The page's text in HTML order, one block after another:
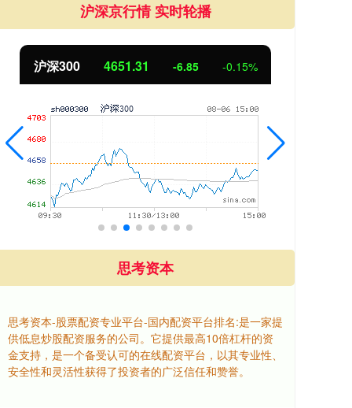
沪深京行情 实时轮播
沪深300 4651.31 -6.85 -0.15%
思考资本
思考资本-股票配资专业平台-国内配资平台排名:是一家提
供低息炒股配资服务的公司。它提供最高10倍杠杆的资
金支持，是一个备受认可的在线配资平台，以其专业性、
安全性和灵活性获得了投资者的广泛信任和赞誉。